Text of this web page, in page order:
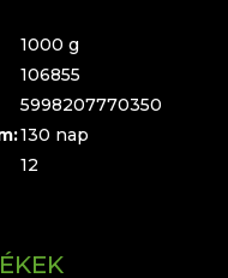
1000 g
106855
5998207770350
130 nap
12